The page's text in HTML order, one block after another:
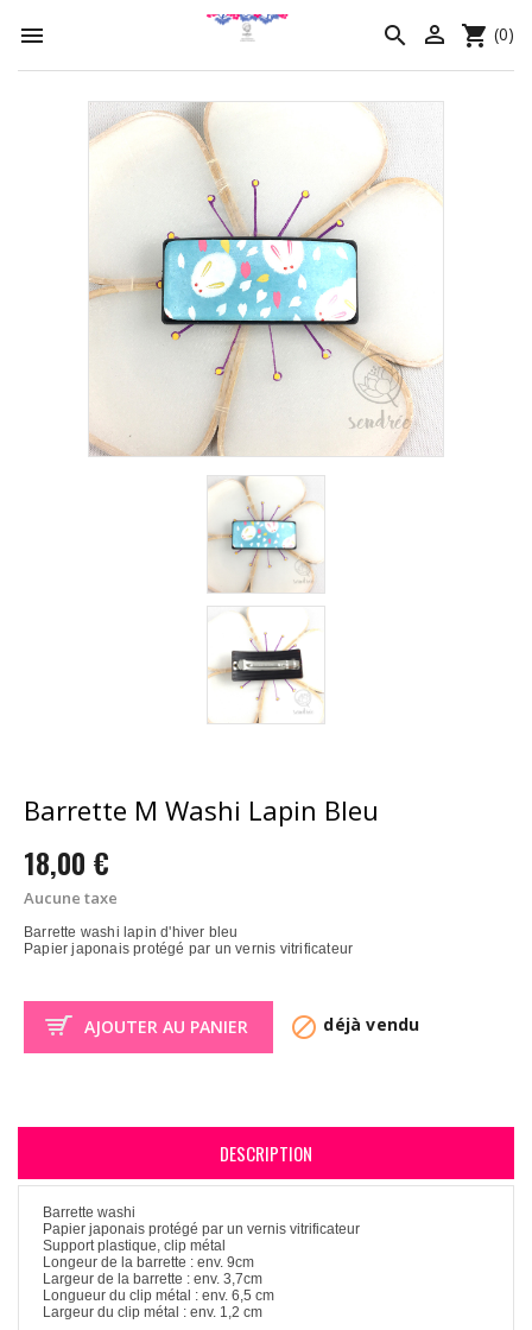
  (0)


Barrette M Washi Lapin Bleu
18,00 €
Aucune taxe
Barrette washi lapin d'hiver bleu
Papier japonais protégé par un vernis vitrificateur
AJOUTER AU PANIER  déjà vendu
DESCRIPTION
Barrette washi
Papier japonais protégé par un vernis vitrificateur
Support plastique, clip métal
Longeur de la barrette : env. 9cm
Largeur de la barrette : env. 3,7cm
Longueur du clip métal : env. 6,5 cm
Largeur du clip métal : env. 1,2 cm